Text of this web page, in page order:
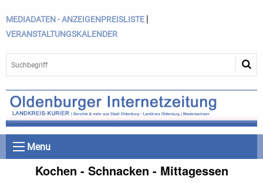
MEDIADATEN - ANZEIGENPREISLISTE |
VERANSTALTUNGSKALENDER
Menu
Kochen - Schnacken - Mittagessen